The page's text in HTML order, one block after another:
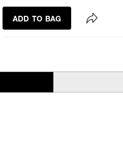
ADD TO BAG